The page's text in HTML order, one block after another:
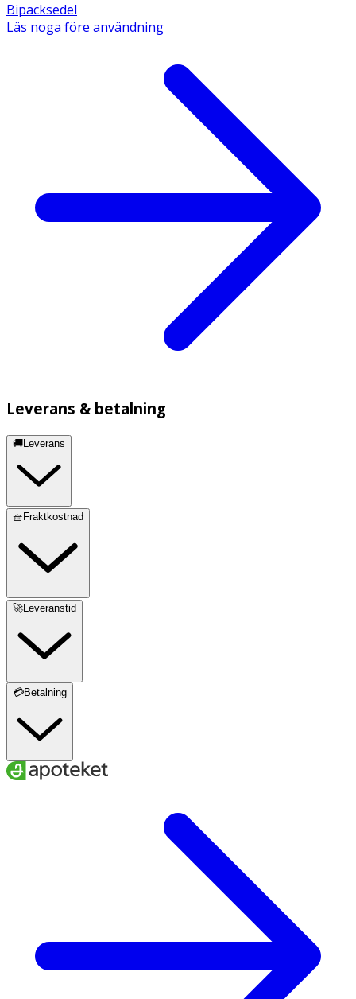
Bipacksedel
Läs noga före användning
Leverans & betalning
🚚Leverans
🧺Fraktkostnad
🚀Leveranstid
💳Betalning